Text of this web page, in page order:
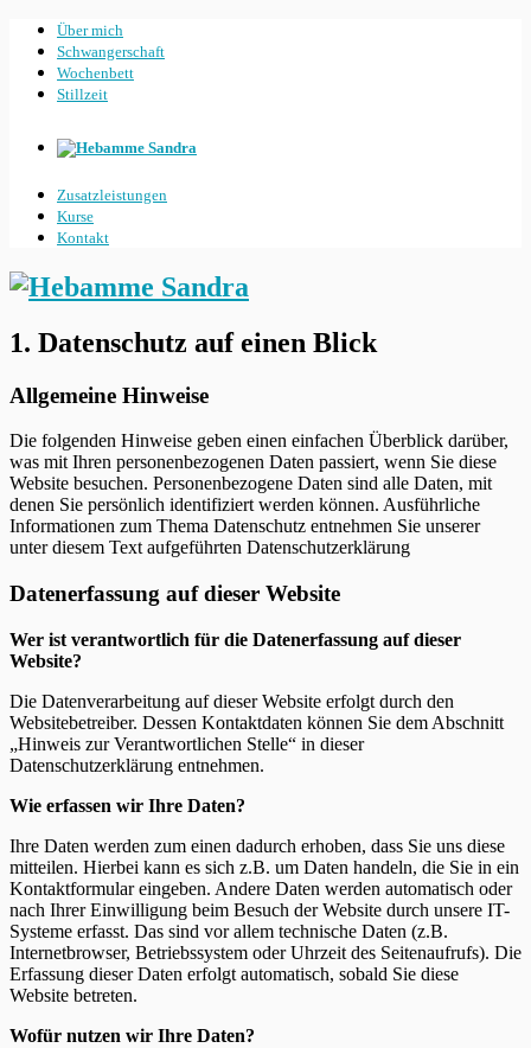
Über mich
Schwangerschaft
Wochenbett
Stillzeit
Zusatzleistungen
Kurse
Kontakt
1. Datenschutz auf einen Blick
Allgemeine Hinweise
Die folgenden Hinweise geben einen einfachen Überblick darüber,
was mit Ihren personenbezogenen Daten passiert, wenn Sie diese
Website besuchen. Personenbezogene Daten sind alle Daten, mit
denen Sie persönlich identifiziert werden können. Ausführliche
Informationen zum Thema Datenschutz entnehmen Sie unserer
unter diesem Text aufgeführten Datenschutzerklärung
Datenerfassung auf dieser Website
Wer ist verantwortlich für die Datenerfassung auf dieser
Website?
Die Datenverarbeitung auf dieser Website erfolgt durch den
Websitebetreiber. Dessen Kontaktdaten können Sie dem Abschnitt
„Hinweis zur Verantwortlichen Stelle“ in dieser
Datenschutzerklärung entnehmen.
Wie erfassen wir Ihre Daten?
Ihre Daten werden zum einen dadurch erhoben, dass Sie uns diese
mitteilen. Hierbei kann es sich z.B. um Daten handeln, die Sie in ein
Kontaktformular eingeben. Andere Daten werden automatisch oder
nach Ihrer Einwilligung beim Besuch der Website durch unsere IT-
Systeme erfasst. Das sind vor allem technische Daten (z.B.
Internetbrowser, Betriebssystem oder Uhrzeit des Seitenaufrufs). Die
Erfassung dieser Daten erfolgt automatisch, sobald Sie diese
Website betreten.
Wofür nutzen wir Ihre Daten?